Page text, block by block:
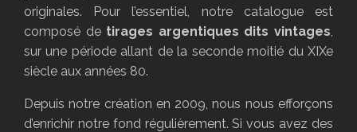
originales. Pour l’essentiel, notre catalogue est
composé de tirages argentiques dits vintages,
sur une période allant de la seconde moitié du XIXe
siècle aux années 80.
Depuis notre création en 2009, nous nous efforçons
d’enrichir notre fond régulièrement. Si vous avez des